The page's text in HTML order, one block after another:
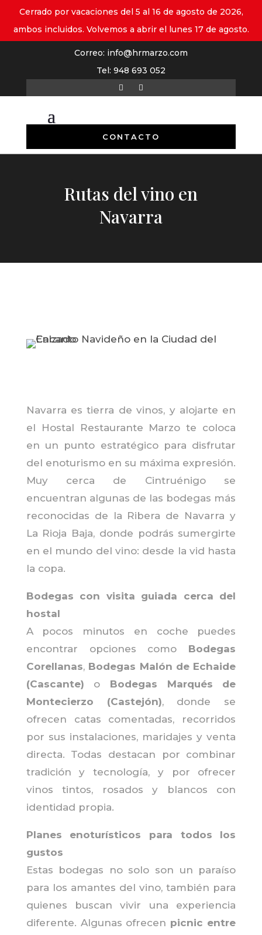
Cerrado por vacaciones del 5 al 16 de agosto de 2026,
ambos incluidos. Volvemos a abrir el lunes 17 de agosto.
Correo: info@hrmarzo.com
Tel: 948 693 052
CONTACTO
Rutas del vino en
Navarra
Navarra es tierra de vinos, y alojarte en
el Hostal Restaurante Marzo te coloca
en un punto estratégico para disfrutar
del enoturismo en su máxima expresión.
Muy cerca de Cintruénigo se
encuentran algunas de las bodegas más
reconocidas de la Ribera de Navarra y
La Rioja Baja, donde podrás sumergirte
en el mundo del vino: desde la vid hasta
la copa.
Bodegas con visita guiada cerca del
hostal
A pocos minutos en coche puedes
encontrar opciones como Bodegas
Corellanas, Bodegas Malón de Echaide
(Cascante) o Bodegas Marqués de
Montecierzo (Castejón), donde se
ofrecen catas comentadas, recorridos
por sus instalaciones, maridajes y venta
directa. Todas destacan por combinar
tradición y tecnología, y por ofrecer
vinos tintos, rosados y blancos con
identidad propia.
Planes enoturísticos para todos los
gustos
Estas bodegas no solo son un paraíso
para los amantes del vino, también para
quienes buscan vivir una experiencia
diferente. Algunas ofrecen picnic entre